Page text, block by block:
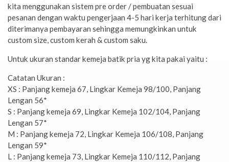
kita menggunakan sistem pre order / pembuatan sesuai
pesanan dengan waktu pengerjaan 4-5 hari kerja terhitung dari
diterimanya pembayaran sehingga memungkinkan untuk
custom size, custom kerah & custom saku.
Untuk ukuran standar kemeja batik pria yg kita pakai yaitu :
Catatan Ukuran :
XS : Panjang kemeja 67, Lingkar Kemeja 98/100, Panjang
Lengan 56*
S : Panjang kemeja 69, Lingkar Kemeja 102/104, Panjang
Lengan 57*
M : Panjang kemeja 72, Lingkar Kemeja 106/108, Panjang
Lengan 59*
L : Panjang kemeja 73, Lingkar Kemeja 110/112, Panjang